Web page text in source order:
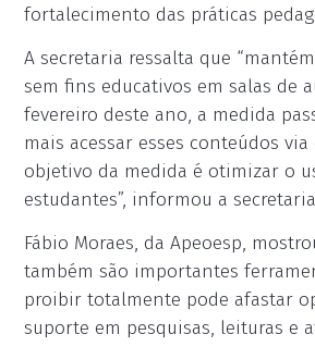
fortalecimento das práticas
A secretaria ressalta que
sem fins educativos em salas de
fevereiro deste ano, a medida
mais acessar esses conteúdos
objetivo da medida é otimizar o
estudantes”, informou a
Fábio Moraes, da Apeoesp,
também são importantes
proibir totalmente pode afastar
suporte em pesquisas, leituras e